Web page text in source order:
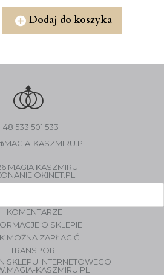
Dodaj do koszyka
533 501 533
KASZMIRU.PL
MAGIA KASZMIRU
OKINET.PL
KOMENTARZE
O SKLEPIE
MOŻNA ZAPŁACIĆ
TRANSPORT
SKLEPU INTERNETOWEGO
KASZMIRU.PL